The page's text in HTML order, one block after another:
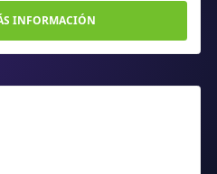
INFORMACIÓN